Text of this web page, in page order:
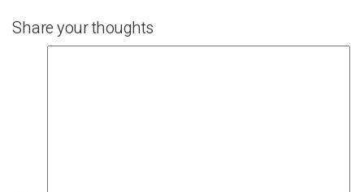
Share your thoughts